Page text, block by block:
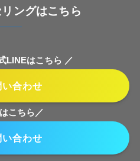
ングはこちら
LINEはこちら ／
合わせ
こちら／
合わせ